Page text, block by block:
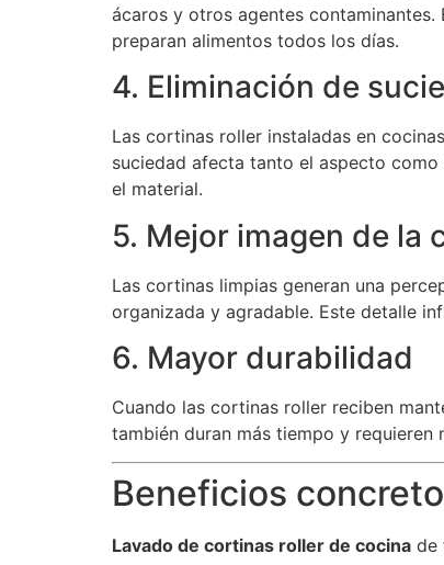
ácaros y otros agentes
preparan alimentos todos los días.
4. Eliminación de
Las cortinas roller instaladas en
suciedad afecta tanto el aspecto
el material.
5. Mejor imagen de la
Las cortinas limpias generan una
organizada y agradable. Este detalle
6. Mayor durabilidad
Cuando las cortinas roller reciben
también duran más tiempo y requieren
Beneficios
Lavado de cortinas roller de cocina de